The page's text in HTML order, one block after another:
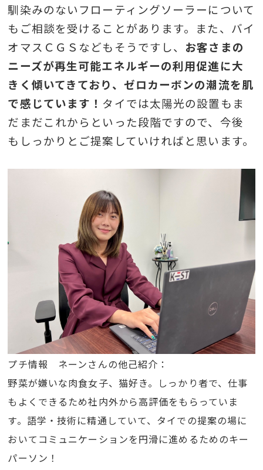
馴染みのないフローティングソーラーについて
もご相談を受けることがあります。また、バイ
オマスＣＧＳなどもそうですし、 お客さまの
ニーズが再生可能エネルギーの利用促進に大
きく傾いてきており、ゼロカーボンの潮流を肌
で感じています！ タイでは太陽光の設置もま
だまだこれからといった段階ですので、今後
もしっかりとご提案していければと思います。
プチ情報 ネーンさんの他己紹介：
野菜が嫌いな肉食女子、猫好き。しっかり者で、仕事
もよくできるため社内外から高評価をもらっていま
す。語学・技術に精通していて、タイでの提案の場に
おいてコミュニケーションを円滑に進めるためのキー
パーソン！